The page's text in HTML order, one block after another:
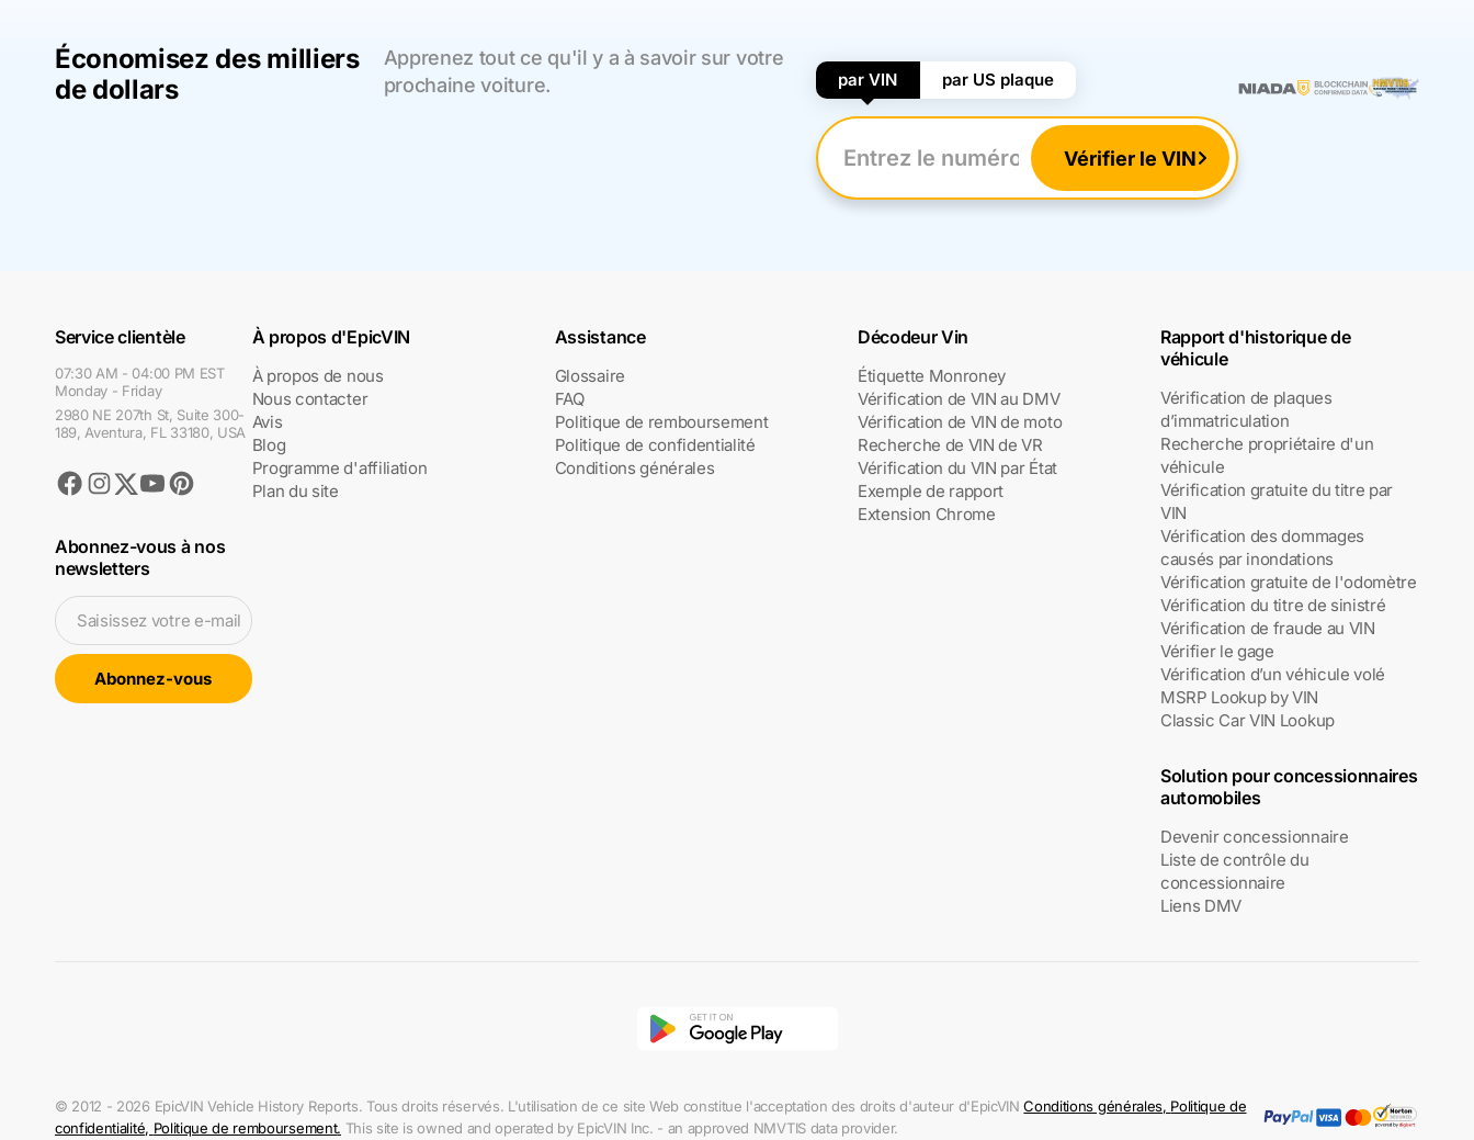
Économisez des milliers
de dollars
Apprenez tout ce qu'il y a à savoir sur votre
prochaine voiture.
par VIN par US plaque
Entrez le numéro VIN Vérifier le VIN
Service clientèle
07:30 AM - 04:00 PM EST
Monday - Friday
2980 NE 207th St, Suite 300-
189, Aventura, FL 33180, USA
Facebook
Instagram
TwitterYoutubePinterest
Abonnez-vous à nos
newsletters
Saisissez votre e-mail
Abonnez-vous
À propos d'EpicVIN
À propos de nous
Nous contacter
Avis
Blog
Programme d'affiliation
Plan du site
Assistance
Glossaire
FAQ
Politique de remboursement
Politique de confidentialité
Conditions générales
Décodeur Vin
Étiquette Monroney
Vérification de VIN au DMV
Vérification de VIN de moto
Recherche de VIN de VR
Vérification du VIN par État
Exemple de rapport
Extension Chrome
Rapport d'historique de
véhicule
Vérification de plaques
d’immatriculation
Recherche propriétaire d'un
véhicule
Vérification gratuite du titre par
VIN
Vérification des dommages
causés par inondations
Vérification gratuite de l'odomètre
Vérification du titre de sinistré
Vérification de fraude au VIN
Vérifier le gage
Vérification d’un véhicule volé
MSRP Lookup by VIN
Classic Car VIN Lookup
Solution pour concessionnaires
automobiles
Devenir concessionnaire
Liste de contrôle du
concessionnaire
Liens DMV
© 2012 - 2026 EpicVIN Vehicle History Reports. Tous droits réservés. L'utilisation de ce site Web constitue l'acceptation des droits d'auteur d'EpicVINConditions générales, Politique de
confidentialité, Politique de remboursement. This site is owned and operated by EpicVIN Inc. - an approved NMVTIS data provider.